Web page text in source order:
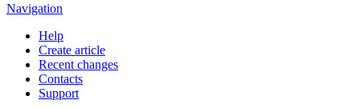
Navigation
Help
Create article
Recent changes
Contacts
Support